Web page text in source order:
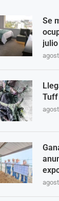
Se
julio
Tuff